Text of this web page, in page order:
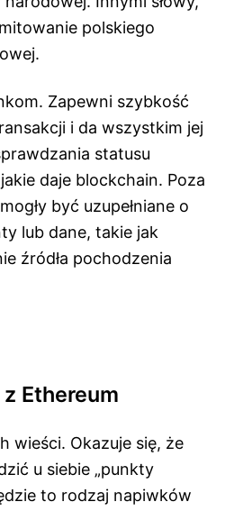
polskiego
Zapewni szybkość
i da wszystkim jej
statusu
daje blockchain. Poza
być uzupełniane o
lub dane, takie jak
źródła pochodzenia
Ethereum
wieści. Okazuje się, że
u siebie „punkty
to rodzaj napiwków